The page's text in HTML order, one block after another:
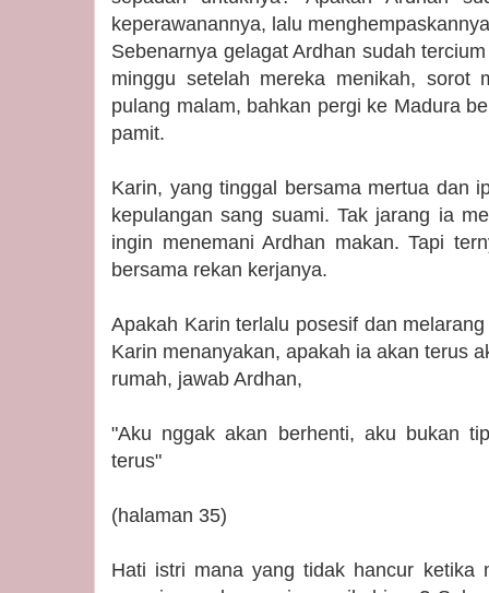
keperawanannya, lalu
Sebenarnya gelagat Ardhan sudah
minggu setelah mereka menikah, sorot
pulang malam, bahkan pergi ke Madura
pamit.
Karin, yang tinggal bersama mertua dan
kepulangan sang suami. Tak jarang ia
ingin menemani Ardhan makan. Tapi
bersama rekan kerjanya.
Apakah Karin terlalu posesif dan
Karin menanyakan, apakah ia akan terus
rumah, jawab Ardhan,
"Aku nggak akan berhenti, aku bukan
terus"
(halaman 35)
Hati istri mana yang tidak hancur ketika